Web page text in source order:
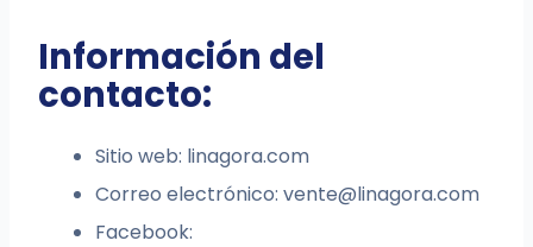
Información del
contacto:
Sitio web: linagora.com
Correo electrónico:vente@linagora.com
Facebook: